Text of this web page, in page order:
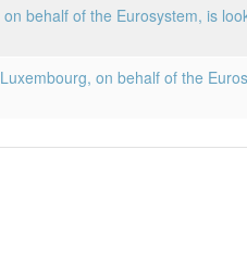
behalf of the Eurosystem, is
on behalf of the